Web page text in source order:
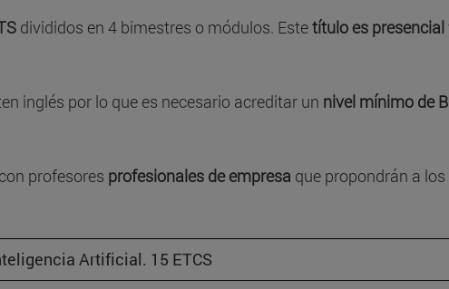
divididos en 4 bimestres o módulos. Estetítulo es presencial
inglés por lo que es necesario acreditar un nivel mínimo de
profesores profesionales de empresa que propondrán a los
Artificial. 15 ETCS